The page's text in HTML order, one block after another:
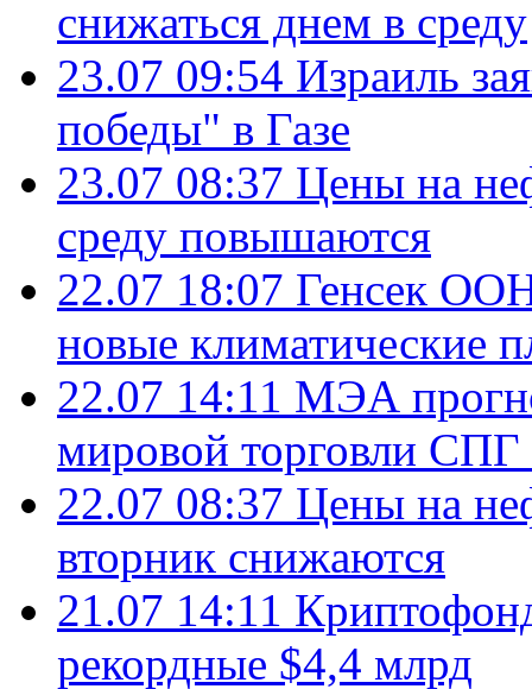
снижаться днем в среду
23.07 09:54 Израиль
победы" в Газе
23.07 08:37 Цены на
среду повышаются
22.07 18:07 Генсек ООН
новые климатические
22.07 14:11 МЭА
мировой торговли СПГ
22.07 08:37 Цены на
вторник снижаются
21.07 14:11
рекордные $4,4 млрд